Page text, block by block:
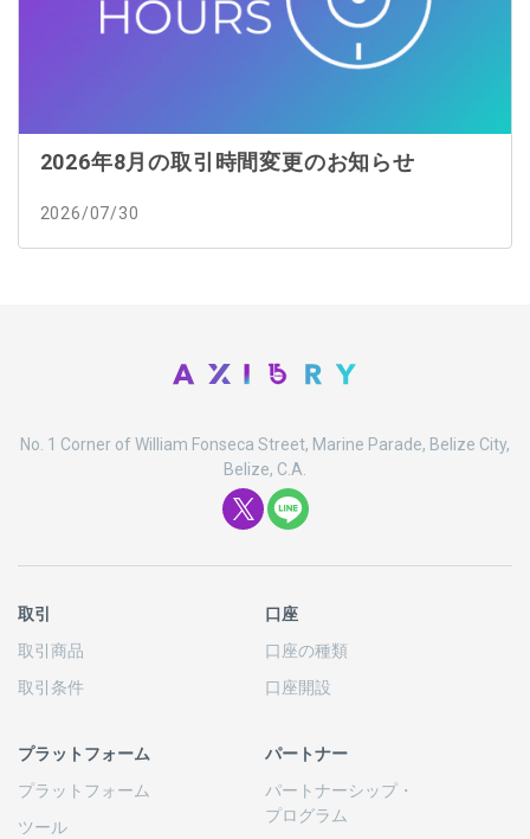
2026年8月の取引時間変更のお知らせ
2026/07/30
No. 1 Corner of William Fonseca Street, Marine Parade, Belize City,
Belize, C.A.
取引
取引商品
取引条件
口座
口座の種類
口座開設
プラットフォーム
プラットフォーム
ツール
パートナー
パートナーシップ・
プログラム